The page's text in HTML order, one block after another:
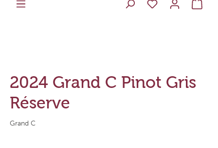
2024 Grand C Pinot Gris
Réserve
Grand C